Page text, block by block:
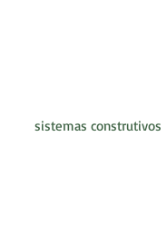
sistemas construtivos